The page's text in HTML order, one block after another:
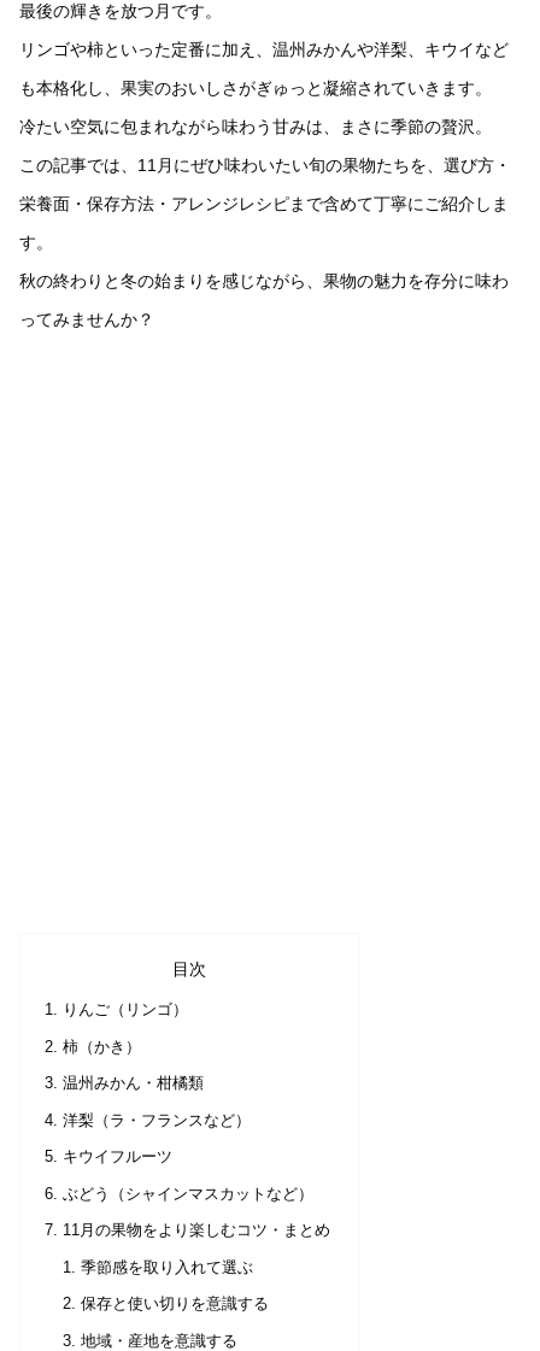
最後の輝きを放つ月です。
リンゴや柿といった定番に加え、温州みかんや洋梨、キウイなど
も本格化し、果実のおいしさがぎゅっと凝縮されていきます。
冷たい空気に包まれながら味わう甘みは、まさに季節の贅沢。
この記事では、11月にぜひ味わいたい旬の果物たちを、選び方・
栄養面・保存方法・アレンジレシピまで含めて丁寧にご紹介しま
す。
秋の終わりと冬の始まりを感じながら、果物の魅力を存分に味わ
ってみませんか？
目次
りんご（リンゴ）
柿（かき）
温州みかん・柑橘類
洋梨（ラ・フランスなど）
キウイフルーツ
ぶどう（シャインマスカットなど）
11月の果物をより楽しむコツ・まとめ
季節感を取り入れて選ぶ
保存と使い切りを意識する
地域・産地を意識する